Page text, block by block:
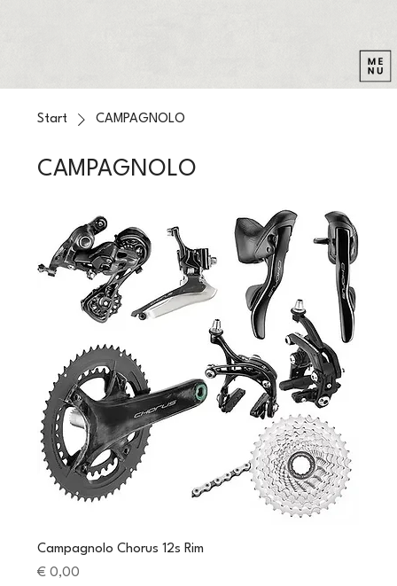
Start CAMPAGNOLO
CAMPAGNOLO
Campagnolo Chorus 12s Rim
Preis
€ 0,00